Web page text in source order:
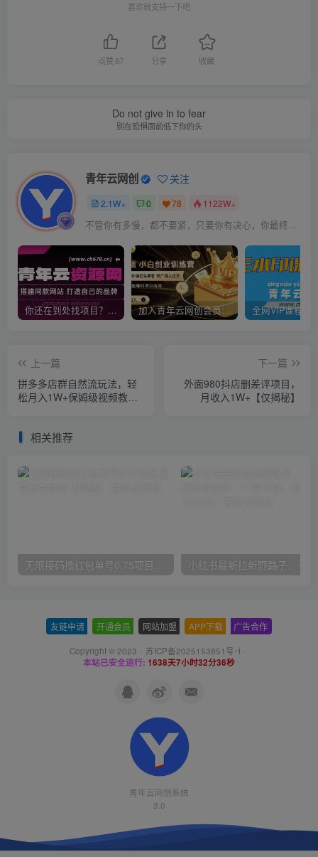
喜欢就支持一下吧
点赞87 分享 收藏
Do not give in to fear
别在恐惧面前低下你的头
青年云网创 关注
2.1W+ 0 78 1122W+
不管你有多慢，都不要紧，只要你有决心，你最终都会到达想去的地方
你还在到处找项目？还在当韭菜？我靠卖项目一个月收入5万+，曾经我也是个失败者。 加入青年云网创会员，全站资源免费学习。加入高级合伙人，推广日入1000+
上一篇
拼多多店群自然流玩法，轻
松月入1W+保姆级视频教程
下一篇
外面980抖店删差评项目，
月收入1W+【仅揭秘】
相关推荐
无限接码撸红包单号0.75项目无偿分享给你【揭秘】
友链申请 开通会员 网站加盟 APP下载 广告合作
Copyright © 2023 · 苏ICP备2025153851号-1 ·
本站已安全运行: 1638天7小时32分36秒
青年云网创系统
3.0